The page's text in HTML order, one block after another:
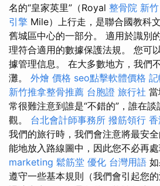
名的“皇家英里”（Royal 整骨院 新
引擎 Mile）上行走，是聯合國教科
舊城區中心的一部分。 適用於識別
理符合適用的數據保護法規。 您可
據管理信息。 在大多數地方，我們
灘。 外燴 價格 seo點擊軟體價格
新竹推拿整骨推薦 台胞證 旅行社
常很難注意到誰是“不錯的”，誰在
觀。 台北會計師事務所 撥筋領行
我們的旅行時，我們會注意將最安
能地放入路線圖中，因此您不必再處
marketing 鬆筋堂 優化 台灣用語
遵守一些基本規則（我們會引起您